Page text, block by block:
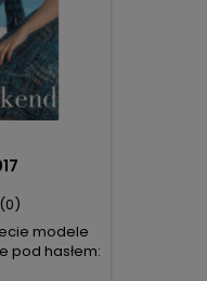
(0)
modele
pod hasłem: